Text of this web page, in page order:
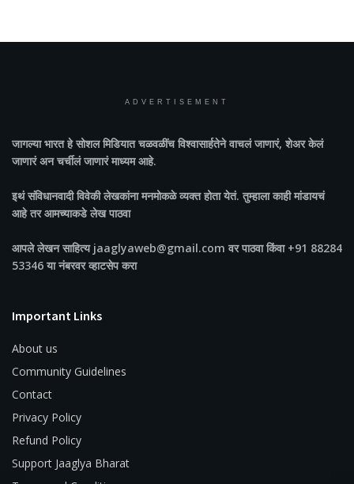
ADVERTISEMENT
जागल्या भारतहे सोशल मिडियात चळवळींच विश्वासार्हतेने वाचलं जाणारं, शेअर केलं
जाणारं अन चर्चीलं जाणारं माध्यम आहे.
इथं संविधानवादी विवेकी लेखकांना मनमोकळे व्यक्त होता येतं. तुम्हाला काही मांडायचं
आहे तर आमच्याकडे लेख पाठवा
आपले लेखन साहित्य jaaglyaweb@gmail.com वर पाठवा किंवा +91 88284
53346 या नंबरवर व्हाटसेप करा
Important Links
About us
Community Guidelines
Contact
Privacy Policy
Refund Policy
Support Jaaglya Bharat